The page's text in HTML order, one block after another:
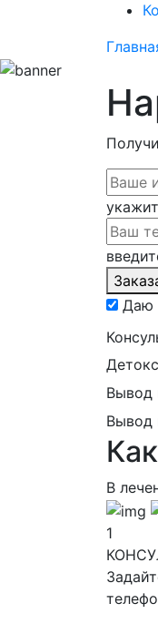
Даю
Вывод
Вывод
В
1